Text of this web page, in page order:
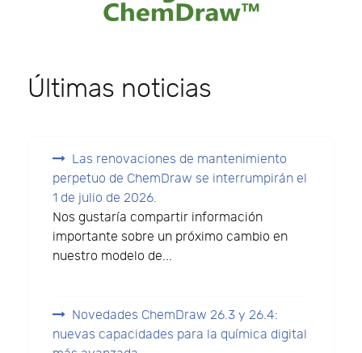
Últimas noticias
Las renovaciones de mantenimiento
perpetuo de ChemDraw se interrumpirán el
1 de julio de 2026.
Nos gustaría compartir información
importante sobre un próximo cambio en
nuestro modelo de...
Novedades ChemDraw 26.3 y 26.4:
nuevas capacidades para la química digital